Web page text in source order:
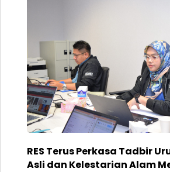
RES Terus Perkasa Tadbir
Asli dan Kelestarian Alam